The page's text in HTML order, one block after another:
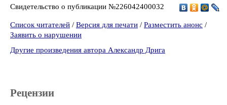
Свидетельство о публикации №226042400032
Список читателей / Версия для печати / Разместить анонс /
Заявить о нарушении
Другие произведения автора Александр Дрига
Рецензии